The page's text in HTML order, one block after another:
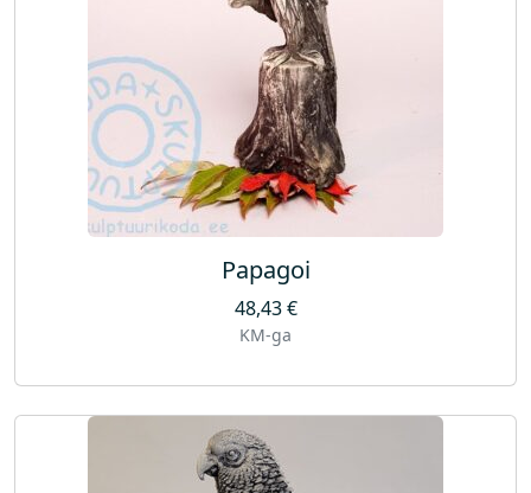
Papagoi
48,43€
KM-ga